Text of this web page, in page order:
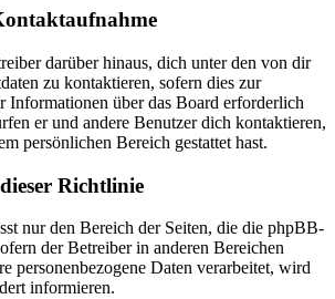
darüber hinaus, dich unter den von dir
zu kontaktieren, sofern dies zur
Informationen über das Board erforderlich
er und andere Benutzer dich kontaktieren,
persönlichen Bereich gestattet hast.
Richtlinie
nur den Bereich der Seiten, die die phpBB-
der Betreiber in anderen Bereichen
personenbezogene Daten verarbeitet, wird
informieren.